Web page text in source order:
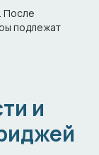
После
подлежат
и